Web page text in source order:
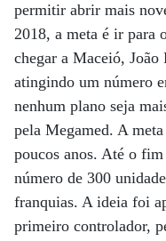
permitir abrir mais
2018, a meta é ir para
chegar a Maceió, João
atingindo um número
nenhum plano seja
pela Megamed. A
poucos anos. Até o
número de 300
franquias. A ideia foi
primeiro controlador,